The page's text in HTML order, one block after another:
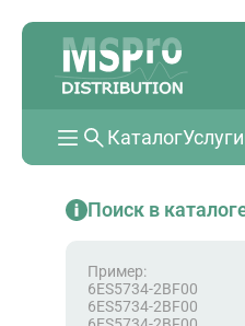
КаталогУслуги
Поиск в
Пример:
6ES5734-2BF00
6ES5734-2BF00